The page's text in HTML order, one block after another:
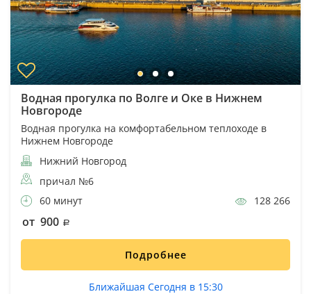
Водная прогулка по Волге и Оке в Нижнем
Новгороде
Водная прогулка на комфортабельном теплоходе в
Нижнем Новгороде
Нижний Новгород
причал №6
60 минут
128 266
от 900
Подробнее
Ближайшая Сегодня в 15:30